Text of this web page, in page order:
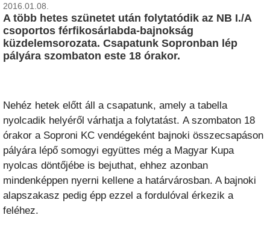
2016.01.08.
A több hetes szünetet után folytatódik az NB I./A
csoportos férfikosárlabda-bajnokság
küzdelemsorozata. Csapatunk Sopronban lép
pályára szombaton este 18 órakor.
Nehéz hetek előtt áll a csapatunk, amely a tabella
nyolcadik helyéről várhatja a folytatást. A szombaton 18
órakor a Soproni KC vendégeként bajnoki összecsapáson
pályára lépő somogyi együttes még a Magyar Kupa
nyolcas döntőjébe is bejuthat, ehhez azonban
mindenképpen nyerni kellene a határvárosban. A bajnoki
alapszakasz pedig épp ezzel a fordulóval érkezik a
feléhez.